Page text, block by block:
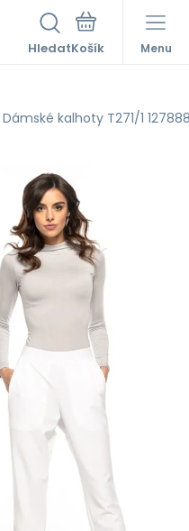
Hledat Menu
Dámské kalhoty T271/1